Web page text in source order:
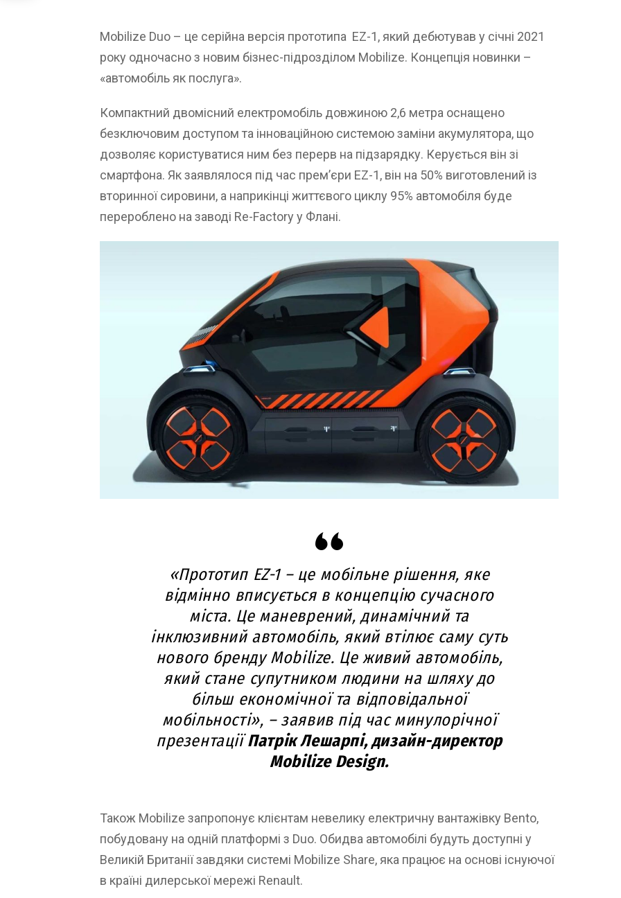
Mobilize Duo – це серійна версія прототипа EZ-1, який дебютував у січні 2021
року одночасно з новим бізнес-підрозділом Mobilize. Концепція новинки –
«автомобіль як послуга».
Компактний двомісний електромобіль довжиною 2,6 метра оснащено
безключовим доступом та інноваційною системою заміни акумулятора, що
дозволяє користуватися ним без перерв на підзарядку. Керується він зі
смартфона. Як заявлялося під час прем’єри EZ-1, він на 50% виготовлений із
вторинної сировини, а наприкінці життєвого циклу 95% автомобіля буде
перероблено на заводі Re-Factory у Флані.
«Прототип EZ-1 – це мобільне рішення, яке
відмінно вписується в концепцію сучасного
міста. Це маневрений, динамічний та
інклюзивний автомобіль, який втілює саму суть
нового бренду Mobilize. Це живий автомобіль,
який стане супутником людини на шляху до
більш економічної та відповідальної
мобільності», – заявив під час минулорічної
презентаціїПатрік Лешарпі, дизайн-директор
Mobilize Design.
Також Mobilize запропонує клієнтам невелику електричну вантажівку Bento,
побудовану на одній платформі з Duo. Обидва автомобілі будуть доступні у
Великій Британії завдяки системі Mobilize Share, яка працює на основі існуючої
в країні дилерської мережі Renault.